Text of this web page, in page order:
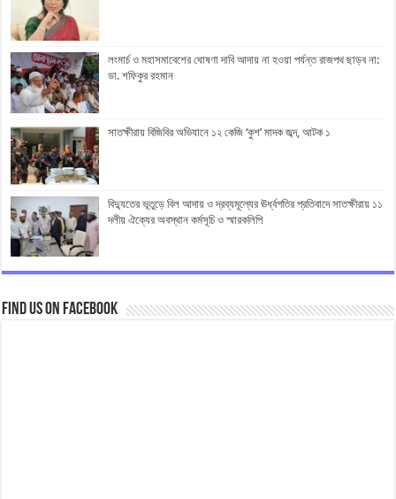
লংমার্চ ও মহাসমাবেশের ঘোষণা দাবি আদায় না হওয়া পর্যন্ত রাজপথ ছাড়ব না:
ডা. শফিকুর রহমান
সাতক্ষীরায় বিজিবির অভিযানে ১২ কেজি ‘কুশ’ মাদক জব্দ, আটক ১
বিদ্যুতের ভূতুড়ে বিল আদায় ও দ্রব্যমূল্যের ঊর্ধ্বগতির প্রতিবাদে সাতক্ষীরায় ১১
দলীয় ঐক্যের অবস্থান কর্মসূচি ও স্মারকলিপি
Find us on Facebook